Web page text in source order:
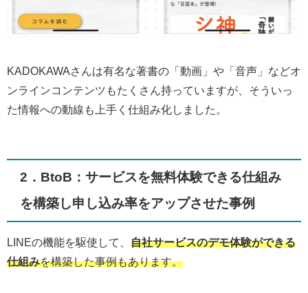
KADOKAWAさんは有名な著書の「動画」や「音声」などオ
ンラインコンテンツもたくさん持っていますが、そういっ
た情報への動線も上手く仕組み化しました。
2．BtoB：サービスを無料体験できる仕組み
を構築し申し込み率をアップさせた事例
LINEの機能を駆使して、 自社サービスのデモ体験ができる
仕組みを構築した事例もあります。